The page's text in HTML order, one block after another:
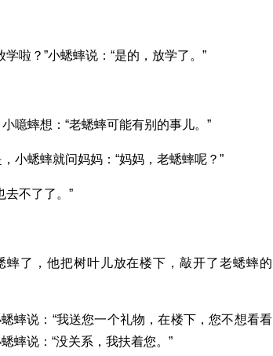
啦？”小蟋蟀说：“是的，放学了。”
噫蟀想：“老蟋蟀可能有别的事儿。”
小蟋蟀就问妈妈：“妈妈，老蟋蟀呢？”
去不了了。”
了，他把树叶儿放在楼下，敲开了老蟋蟀的
蟀说：“我送您一个礼物，在楼下，您不想看看
蟀说：“没关系，我扶着您。”